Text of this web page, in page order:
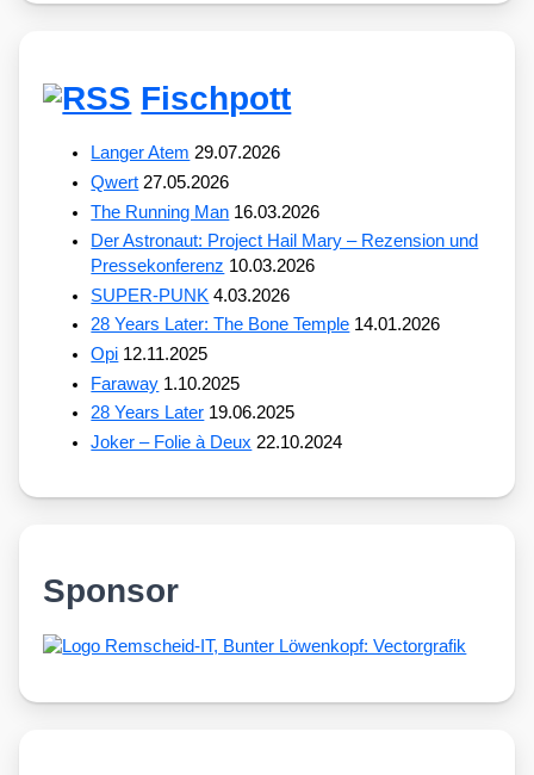
Fischpott
Langer Atem 29.07.2026
Qwert 27.05.2026
The Running Man 16.03.2026
Der Astronaut: Project Hail Mary – Rezension und
Pressekonferenz 10.03.2026
SUPER-PUNK 4.03.2026
28 Years Later: The Bone Temple 14.01.2026
Opi 12.11.2025
Faraway 1.10.2025
28 Years Later 19.06.2025
Joker – Folie à Deux 22.10.2024
Sponsor